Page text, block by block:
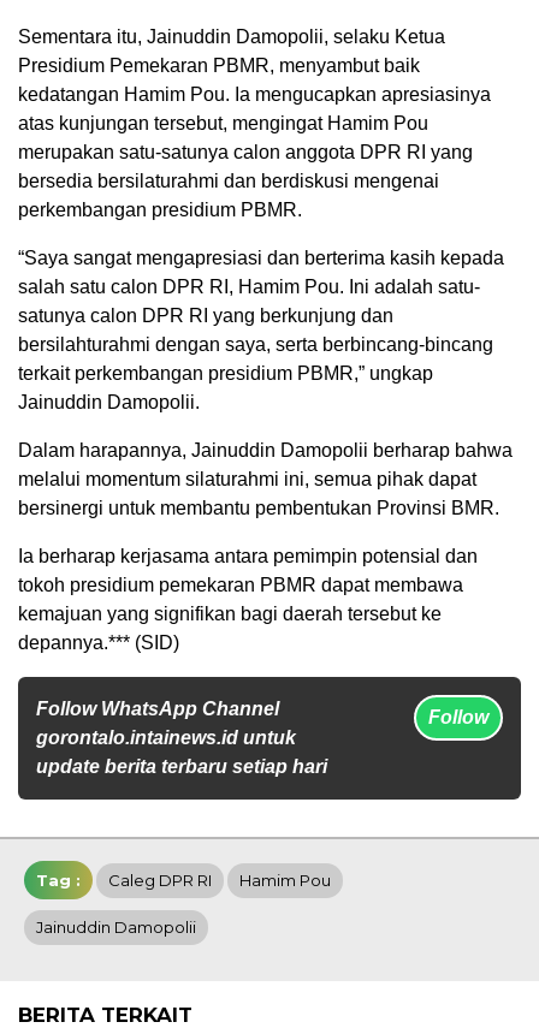
Sementara itu, Jainuddin Damopolii, selaku Ketua
Presidium Pemekaran PBMR, menyambut baik
kedatangan Hamim Pou. Ia mengucapkan apresiasinya
atas kunjungan tersebut, mengingat Hamim Pou
merupakan satu-satunya calon anggota DPR RI yang
bersedia bersilaturahmi dan berdiskusi mengenai
perkembangan presidium PBMR.
“Saya sangat mengapresiasi dan berterima kasih kepada
salah satu calon DPR RI, Hamim Pou. Ini adalah satu-
satunya calon DPR RI yang berkunjung dan
bersilahturahmi dengan saya, serta berbincang-bincang
terkait perkembangan presidium PBMR,” ungkap
Jainuddin Damopolii.
Dalam harapannya, Jainuddin Damopolii berharap bahwa
melalui momentum silaturahmi ini, semua pihak dapat
bersinergi untuk membantu pembentukan Provinsi BMR.
Ia berharap kerjasama antara pemimpin potensial dan
tokoh presidium pemekaran PBMR dapat membawa
kemajuan yang signifikan bagi daerah tersebut ke
depannya.*** (SID)
Follow WhatsApp Channel
gorontalo.intainews.id untuk
update berita terbaru setiap hari
Follow
Tag : Caleg DPR RI Hamim Pou
Jainuddin Damopolii
BERITA TERKAIT